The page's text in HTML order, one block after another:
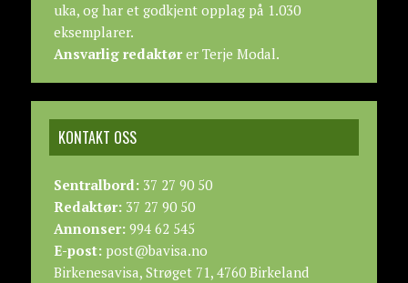
uka, og har et godkjent opplag på 1.030
eksemplarer.
Ansvarlig redaktører Terje Modal.
KONTAKT OSS
Sentralbord:37 27 90 50
Redaktør:37 27 90 50
Annonser:994 62 545
E-post:post@bavisa.no
Birkenesavisa, Strøget 71, 4760 Birkeland